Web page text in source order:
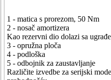
1 - matica s prorezom, 50 Nm
2 - nosač amortizera
Kao rezervni dio dolazi sa
3 - opružna ploča
4 - podloška
5 - odbojnik za zaustavljanje
Različite izvedbe za serijski